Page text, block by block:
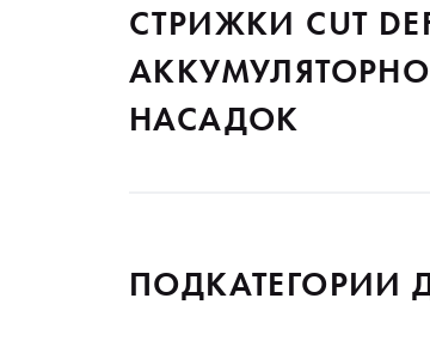
СТРИЖКИ CUT
НАСАДОК
ПОДКАТЕГОРИИ